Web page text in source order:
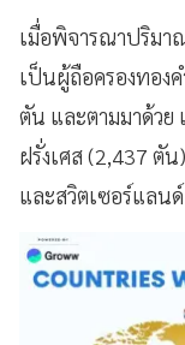
เมื่อพิจารณาปริมา
เป็นผู้ถือครองทอง
ตัน และตามมาด้วย
ฝรั่งเศส (2,437 ตั
และสวิตเซอร์แลน